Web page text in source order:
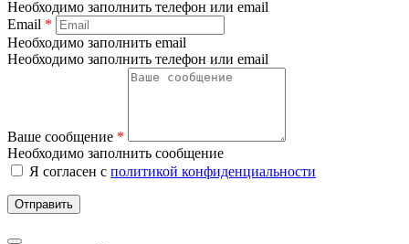
Необходимо заполнить телефон или email
Email *
Необходимо заполнить email
Необходимо заполнить телефон или email
Ваше сообщение *
Необходимо заполнить сообщение
Я согласен с политикой конфиденциальности
Отправить